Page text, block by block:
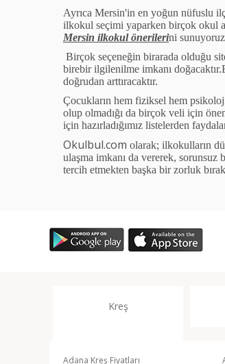
Ayrıca Mersin'in en yoğun nüfuslu il
ilkokul seçimi yaparken birçok okul
Mersin ilkokulönerilerini
Birçok seçeneğin birarada olduğu
birebir ilgilenilme imkanı
doğrudan arttıracaktır.
Çocukların hem fiziksel hem
olup olmadığı da birçok veli için ö
için hazırladığımız listelerden
Okulbul.com olarak; ilkokulların dü
ulaşma imkanı da vererek, sorunsuz
tercih etmekten başka bir zorluk
Kreş
Adana Kreş Fiyatları